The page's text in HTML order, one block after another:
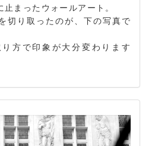
まったウォールアート。
切り取ったのが、下の写真で
方で印象が大分変わります